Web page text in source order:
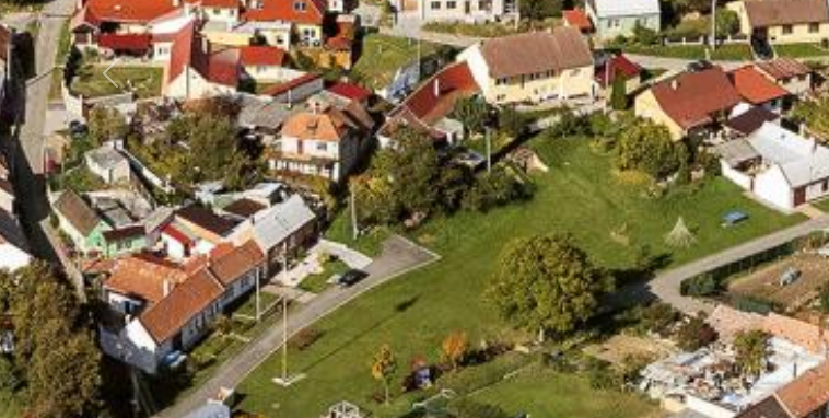
Předchozí